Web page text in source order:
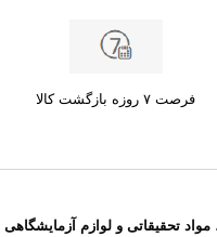
فرصت ۷ روزه بازگشت کالا
تحقیقاتی و لوازم آزمایشگاهی